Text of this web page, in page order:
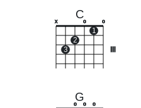
C
x
3
2
o
1
o
G
o o o